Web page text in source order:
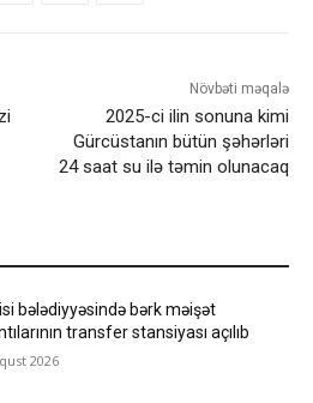
Növbəti məqalə
2025-ci ilin sonuna kimi
Gürcüstanın bütün şəhərləri
24 saat su ilə təmin olunacaq
bələdiyyəsində bərk məişət
transfer stansiyası açılıb
2026